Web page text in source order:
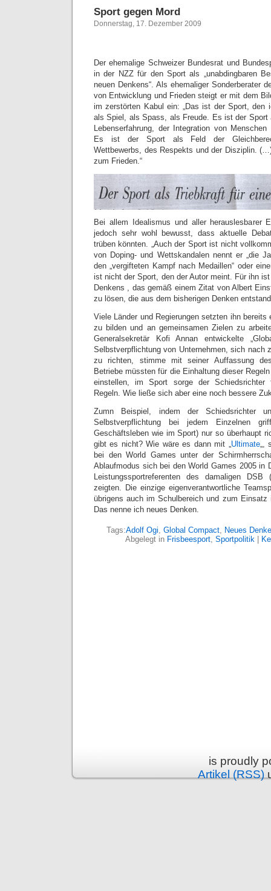
Sport gegen Mord
Donnerstag, 17. Dezember 2009
Der ehemalige Schweizer Bundesrat und
in der NZZ für den Sport als „unabdingbaren
neuen Denkens“. Als ehemaliger Sonderberater
von Entwicklung und Frieden steigt er mit dem
im zerstörten Kabul ein: „Das ist der Sport, den
als Spiel, als Spass, als Freude. Es ist der Sport
Lebenserfahrung, der Integration von
Es ist der Sport als Feld der
Wettbewerbs, des Respekts und der Disziplin.
zum Frieden.“
Bei allem Idealismus und aller herauslesbarer
jedoch sehr wohl bewusst, dass aktuelle
trüben könnten. „Auch der Sport ist nicht
von Doping- und Wettskandalen nennt er „die
den „vergifteten Kampf nach Medaillen“ oder
ist nicht der Sport, den der Autor meint. Für ihn
Denkens , das gemäß einem Zitat von Albert
zu lösen, die aus dem bisherigen Denken
Viele Länder und Regierungen setzten ihn
zu bilden und an gemeinsamen Zielen zu
Generalsekretär Kofi Annan entwickelte
Selbstverpflichtung von Unternehmen, sich nach
zu richten, stimme mit seiner Auffassung
Betriebe müssten für die Einhaltung dieser
einstellen, im Sport sorge der Schiedsrichter
Regeln. Wie ließe sich aber eine noch bessere
Zumn Beispiel, indem der Schiedsrichter
Selbstverpflichtung bei jedem Einzelnen
Geschäftsleben wie im Sport) nur so überhaupt
gibt es nicht? Wie wäre es dann mit „Ultimate„,
bei den World Games unter der
Ablaufmodus sich bei den World Games 2005 in
Leistungssportreferenten des damaligen
zeigten. Die einzige eigenverantwortliche
übrigens auch im Schulbereich und zum Einsatz
Das nenne ich neues Denken.
Tags:Adolf Ogi, Global Compact, Neues
Abgelegt in Frisbeesport, Sportpolitik|
is proudly
Artikel (RSS)